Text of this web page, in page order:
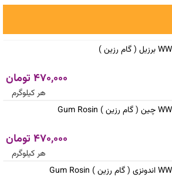
470,000 تومان
هر کیلوگرم
470,000 تومان
هر کیلوگرم